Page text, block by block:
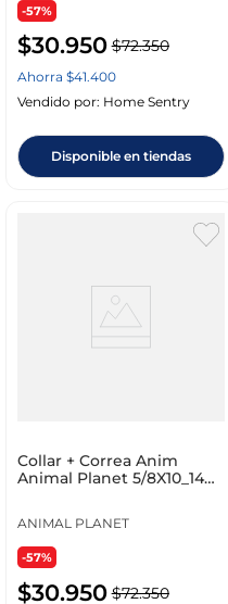
-57%
$30.950 $72.350
Ahorra $41.400
Vendido por: Home Sentry
Disponible en tiendas
Collar + Correa Anim
Animal Planet 5/8X10_14
ANIMAL PLANET
-57%
$30.950 $72.350